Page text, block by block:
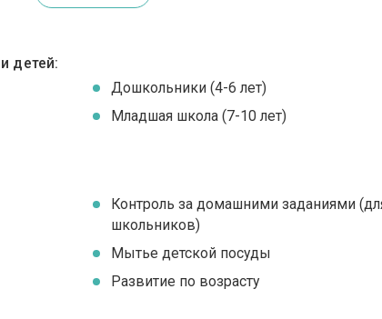
детей:
Дошкольники (4-6 лет)
Младшая школа (7-10 лет)
Контроль за домашними заданиями
школьников)
Мытье детской посуды
Развитие по возрасту